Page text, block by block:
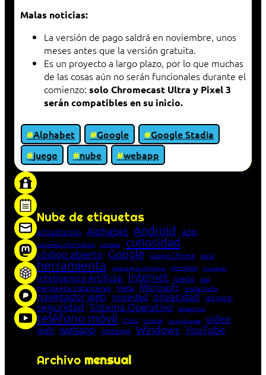
Malas noticias:
La versión de pago saldrá en noviembre, unos
meses antes que la versión gratuita.
Es un proyecto a largo plazo, por lo que muchas
de las cosas aún no serán funcionales durante el
comienzo: solo Chromecast Ultra y Pixel 3
serán compatibles en su inicio.
Alphabet Google
Google Stadia
juego
nube
webapp
Nube de etiquetas
actualización Alphabet Android app
concepto informático consejo curiosidad
código abierto Google Google Chrome guía
herramienta historia de la Informática Informática innovación
Inteligencia Artificial Internet juego lista
mensajería instantánea Meta Microsoft Mozilla Firefox
navegador web novedad privacidad red social
seguridad Sistema Operativo streaming
teléfono móvil truco tutorial Unión Europea vídeo
web webapp WhatsApp Windows YouTube
Archivo mensual